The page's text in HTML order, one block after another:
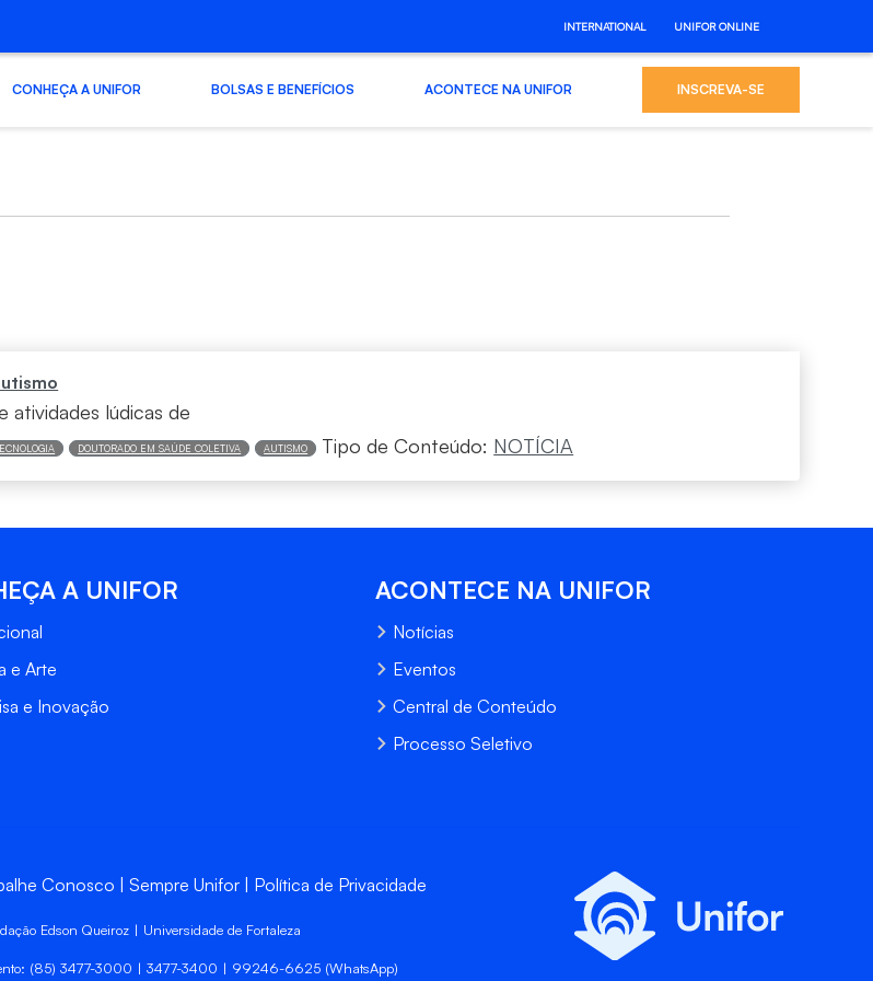
INTERNATIONAL UNIFOR ONLINE
CONHEÇA A UNIFOR BOLSAS E BENEFÍCIOS ACONTECE NA UNIFOR INSCREVA-SE
atividades lúdicas de
DOUTORADO EM SAÚDE COLETIVA AUTISMO Tipo de Conteúdo: NOTÍCIA
A UNIFOR
e Arte
e Inovação
ACONTECE NA UNIFOR
Notícias
Eventos
Central de Conteúdo
Processo Seletivo
Conosco Sempre Unifor Política de Privacidade
Edson Queiroz | Universidade de Fortaleza
(85) 3477-3000 | 3477-3400 | 99246-6625 (WhatsApp)